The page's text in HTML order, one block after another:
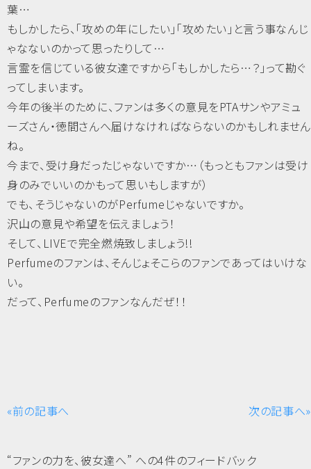
葉…
もしかしたら、「攻めの年にしたい」「攻めたい」と言う事なんじ
ゃなないのかって思ったりして…
言霊を信じている彼女達ですから「もしかしたら…？」って勘ぐ
ってしまいます。
今年の後半のために、ファンは多くの意見をPTAサンやアミュ
ーズさん・徳間さんへ届けなければならないのかもしれません
ね。
今まで、受け身だったじゃないですか…（もっともファンは受け
身のみでいいのかもって思いもしますが）
でも、そうじゃないのがPerfumeじゃないですか。
沢山の意見や希望を伝えましょう！
そして、LIVEで完全燃焼致しましょう!!
Perfumeのファンは、そんじょそこらのファンであってはいけな
い。
だって、Perfumeのファンなんだぜ！！
«前の記事へ 次の記事へ»
“ファンの力を、彼女達へ” への4件のフィードバック